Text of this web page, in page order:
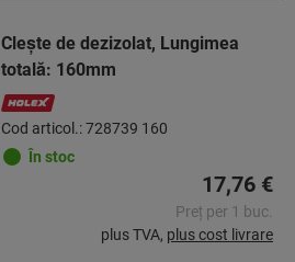
Cleşte de dezizolat, Lungimea
totală: 160mm
Cod articol.: 728739 160
În stoc
17,76 €
Preț per 1 buc.
plus TVA, plus cost livrare